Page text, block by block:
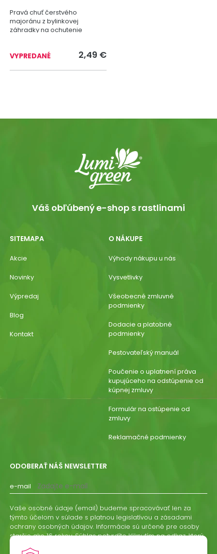
Pravá chuť čerstvého
majoránu z bylinkovej
záhradky na ochutenie
VYPREDANÉ 2,49 €
Váš obľúbený e-shop s rastlinami
SITEMAPA
Akcie
Novinky
Výpredaj
Blog
Kontakt
O NÁKUPE
Výhody nákupu u nás
Vysvetlivky
Všeobecné zmluvné
podmienky
Dodacie a platobné
podmienky
Pestovateľský manuál
Poučenie o uplatnení práva
kupujúceho na odstúpenie od
kúpnej zmluvy
Formulár na ostúpenie od
zmluvy
Reklamačné podmienky
ODOBERAŤ NÁŠ NEWSLETTER
e-mail
Vaše osobné údaje (email) budeme spracovávať len za
týmto účelom v súlade s platnou legislatívou a zásadami
ochrany osobných údajov. Informácie sú určené pre osoby
staršie ako 16 rokov. Súhlas potvrdíte kliknutím na odkaz, ktorý